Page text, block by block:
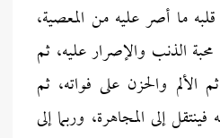
ما أصر عليه من المعصية،
الذنب والإصرار عليه، ثم
الألم والحزن على فواته، ثم
إلى المجاهرة، وربما إلى